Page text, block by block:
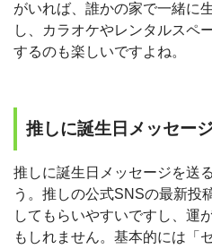
がいれば、誰かの家で一緒に
し、カラオケやレンタルスペ
するのも楽しいですよね。
推しに誕生日メッセー
推しに誕生日メッセージを送
う。推しの公式SNSの最新投
してもらいやすいですし、運
もしれません。基本的には「